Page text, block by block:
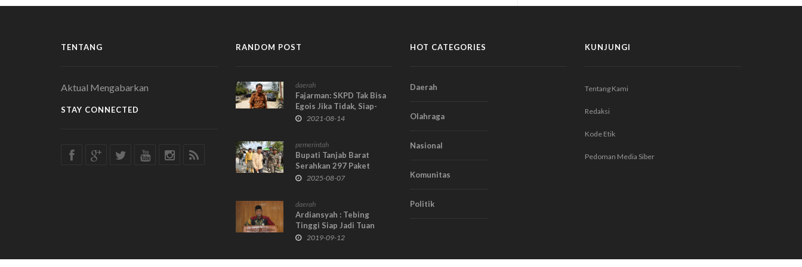
TENTANG
Aktual Mengabarkan
STAY CONNECTED
RANDOM POST
daerah
Fajarman: SKPD Tak Bisa
Egois Jika Tidak, Siap-
siap Tak Gajian
2021-08-14
pemerintah
Bupati Tanjab Barat
Serahkan 297 Paket
Sembako di Kampung
Jadi ke-60 Kabupaten
2025-08-07
daerah
Ardiansyah : Tebing
Tinggi Siap Jadi Tuan
Rumah MTQ ke 49
2019-09-12
HOT CATEGORIES
Daerah
Olahraga
Nasional
Komunitas
Politik
KUNJUNGI
Tentang Kami
Redaksi
Kode Etik
Pedoman Media Siber